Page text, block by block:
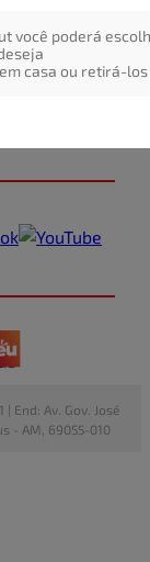
você poderá
casa ou retirá-
End: Av. Gov. José
- AM, 69055-010